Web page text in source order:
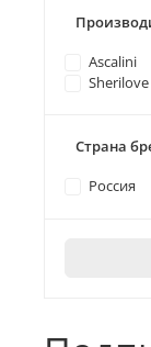
Ascalini
Sherilove
Страна
Россия